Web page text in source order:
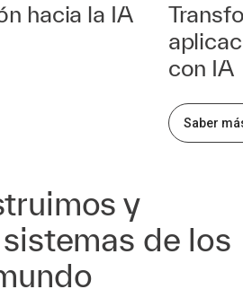
hacia la IA
con IA
Saber
y
de los